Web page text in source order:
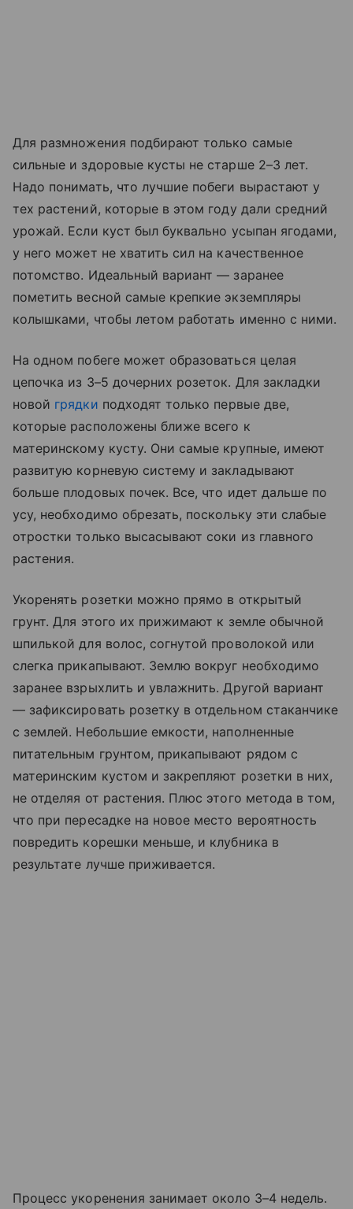
Для размножения подбирают только самые
сильные и здоровые кусты не старше 2–3 лет.
Надо понимать, что лучшие побеги вырастают у
тех растений, которые в этом году дали средний
урожай. Если куст был буквально усыпан ягодами,
у него может не хватить сил на качественное
потомство. Идеальный вариант — заранее
пометить весной самые крепкие экземпляры
колышками, чтобы летом работать именно с ними.
На одном побеге может образоваться целая
цепочка из 3–5 дочерних розеток. Для закладки
новой грядки подходят только первые две,
которые расположены ближе всего к
материнскому кусту. Они самые крупные, имеют
развитую корневую систему и закладывают
больше плодовых почек. Все, что идет дальше по
усу, необходимо обрезать, поскольку эти слабые
отростки только высасывают соки из главного
растения.
Укоренять розетки можно прямо в открытый
грунт. Для этого их прижимают к земле обычной
шпилькой для волос, согнутой проволокой или
слегка прикапывают. Землю вокруг необходимо
заранее взрыхлить и увлажнить. Другой вариант
— зафиксировать розетку в отдельном стаканчике
с землей. Небольшие емкости, наполненные
питательным грунтом, прикапывают рядом с
материнским кустом и закрепляют розетки в них,
не отделяя от растения. Плюс этого метода в том,
что при пересадке на новое место вероятность
повредить корешки меньше, и клубника в
результате лучше приживается.
Процесс укоренения занимает около 3–4 недель.